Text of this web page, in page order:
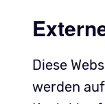
Diese
werden